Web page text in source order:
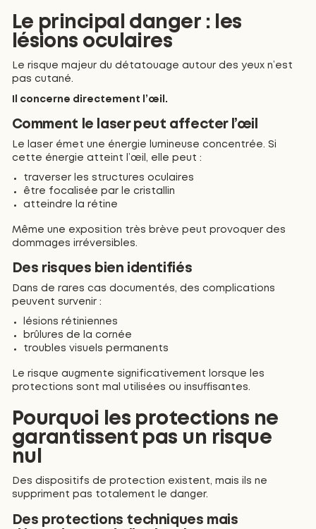
Le principal danger : les
lésions oculaires
Le risque majeur du détatouage autour des yeux n’est
pas cutané.
Il concerne directement l’œil.
Comment le laser peut affecter l’œil
Le laser émet une énergie lumineuse concentrée. Si
cette énergie atteint l’œil, elle peut :
traverser les structures oculaires
être focalisée par le cristallin
atteindre la rétine
Même une exposition très brève peut provoquer des
dommages irréversibles.
Des risques bien identifiés
Dans de rares cas documentés, des complications
peuvent survenir :
lésions rétiniennes
brûlures de la cornée
troubles visuels permanents
Le risque augmente significativement lorsque les
protections sont mal utilisées ou insuffisantes.
Pourquoi les protections ne
garantissent pas un risque
nul
Des dispositifs de protection existent, mais ils ne
suppriment pas totalement le danger.
Des protections techniques mais